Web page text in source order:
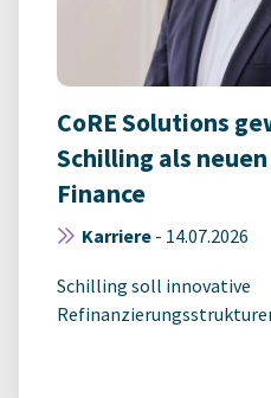
CoRE Solutions
Schilling als
Finance
Karriere - 14.07.2026
Schilling soll innovative